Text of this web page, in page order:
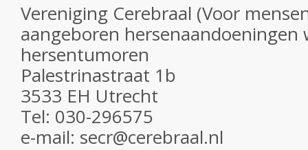
Vereniging Cerebraal (Voor
aangeboren hersenaandoeningen
hersentumoren
Palestrinastraat 1b
3533 EH Utrecht
Tel: 030-296575
e-mail: secr@cerebraal.nl